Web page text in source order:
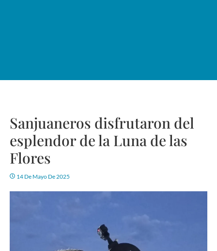
Sanjuaneros disfrutaron del
esplendor de la Luna de las
Flores
14 De Mayo De 2025